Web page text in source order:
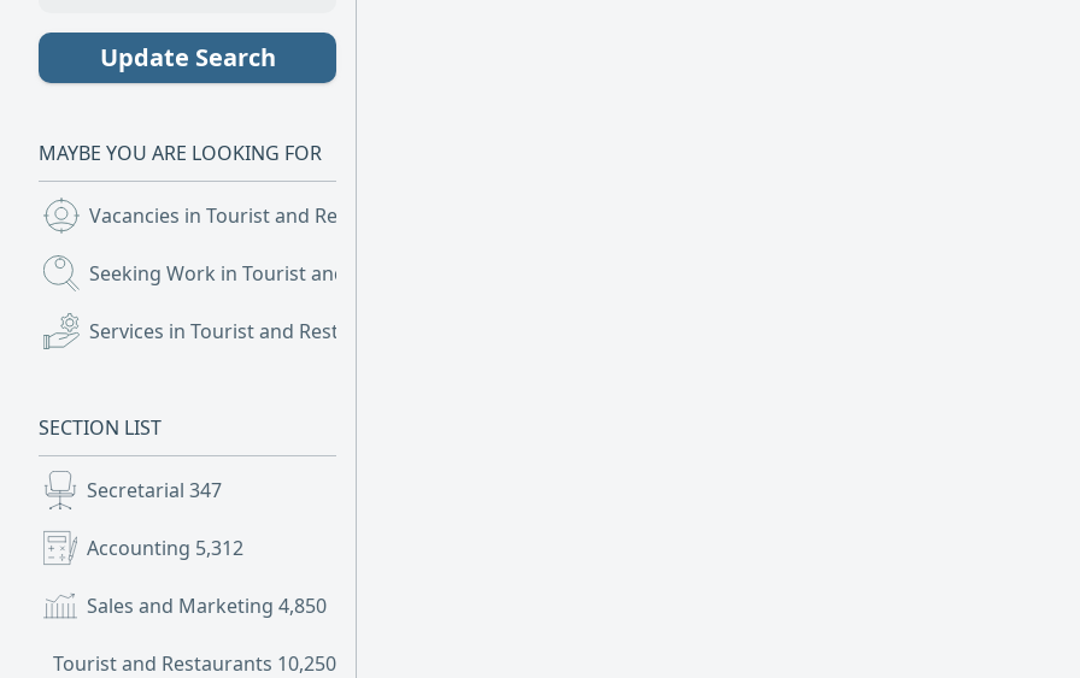
Update Search
MAYBE YOU ARE LOOKING FOR
Vacancies in Tourist and Restaurants
Seeking Work in Tourist and Restaurants
Services in Tourist and Restaurants
SECTION LIST
Secretarial 347
Accounting 5,312
Sales and Marketing 4,850
Tourist and Restaurants 10,250